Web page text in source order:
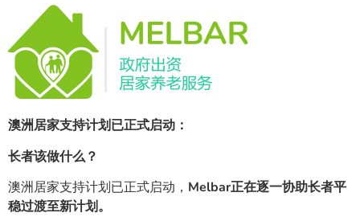
澳洲居家支持计划已正式启动：
长者该做什么？
澳洲居家支持计划已正式启动， Melbar正在逐一协助长者平
稳过渡至新计划。